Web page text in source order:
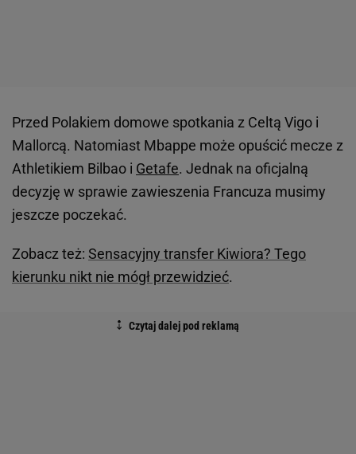
Przed Polakiem domowe spotkania z Celtą Vigo i
Mallorcą. Natomiast Mbappe może opuścić mecze z
Athletikiem Bilbao i Getafe. Jednak na oficjalną
decyzję w sprawie zawieszenia Francuza musimy
jeszcze poczekać.
Zobacz też: Sensacyjny transfer Kiwiora? Tego
kierunku nikt nie mógł przewidzieć.